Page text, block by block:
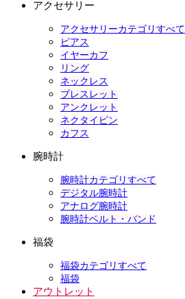
アクセサリー
アクセサリーカテゴリすべて
ピアス
イヤーカフ
リング
ネックレス
ブレスレット
アンクレット
ネクタイピン
カフス
腕時計
腕時計カテゴリすべて
デジタル腕時計
アナログ腕時計
腕時計ベルト・バンド
福袋
福袋カテゴリすべて
福袋
アウトレット